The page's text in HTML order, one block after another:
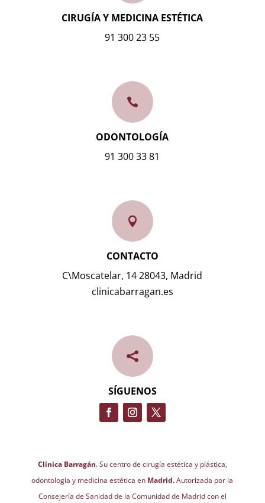
CIRUGÍA Y MEDICINA ESTÉTICA
91 300 23 55

ODONTOLOGÍA
91 300 33 81

CONTACTO
C\Moscatelar, 14 28043, Madrid
clinicabarragan.es

SÍGUENOS
Clínica Barragán. Su centro de cirugía estética y plástica,
odontología y medicina estética en Madrid.Autorizada por la
Consejería de Sanidad de la Comunidad de Madrid con el